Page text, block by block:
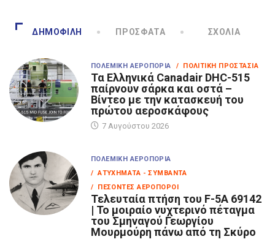
ΔΗΜΟΦΙΛΉ ΠΡΌΣΦΑΤΑ ΣΧΌΛΙΑ
ΠΟΛΕΜΙΚΉ ΑΕΡΟΠΟΡΊΑ / ΠΟΛΙΤΙΚΉ ΠΡΟΣΤΑΣΊΑ
Τα Eλληνικά Canadair DHC-515
παίρνουν σάρκα και οστά –
Βίντεο με την κατασκευή του
πρώτου αεροσκάφους
7 Αυγούστου 2026
ΠΟΛΕΜΙΚΉ ΑΕΡΟΠΟΡΊΑ
/ ΑΤΥΧΉΜΑΤΑ - ΣΥΜΒΆΝΤΑ
/ ΠΕΣΌΝΤΕΣ ΑΕΡΟΠΌΡΟΙ
Τελευταία πτήση του F-5A 69142
| Το μοιραίο νυχτερινό πέταγμα
του Σμηναγού Γεωργίου
Μουρμούρη πάνω από τη Σκύρο